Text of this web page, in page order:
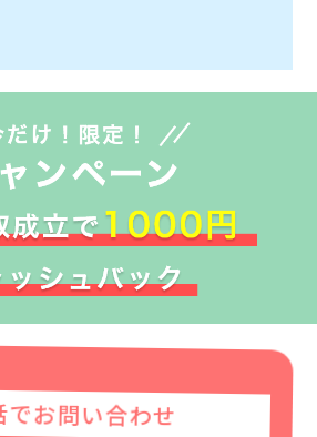
でお問い合わせ